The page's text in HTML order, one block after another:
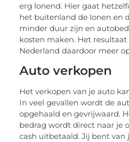
erg lonend. Hier gaat
het buitenland de lonen en
minder duur zijn en
kosten maken. Het
Nederland daardoor meer
Auto verkopen
Het verkopen van je auto
In veel gevallen wordt de
opgehaald en gevrijwaard.
bedrag wordt direct naar je
cash uitbetaald. Jij bent van